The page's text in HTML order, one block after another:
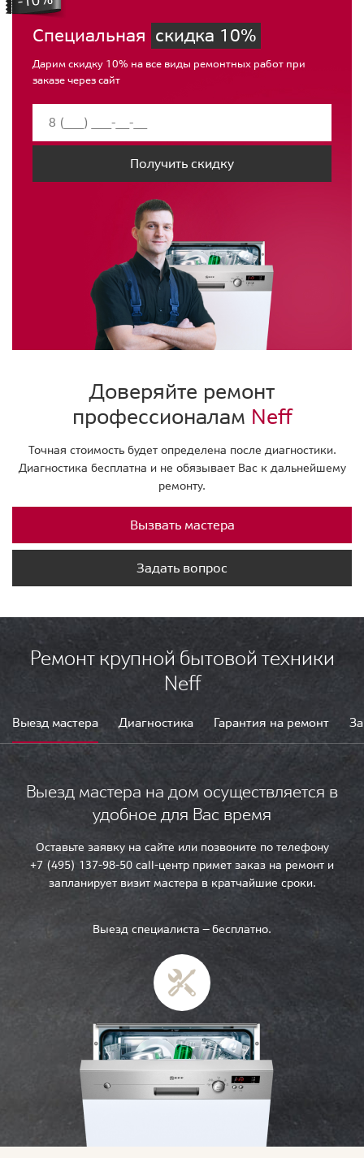
Специальная скидка 10%
Дарим скидку 10% на все виды ремонтных работ при
заказе через сайт
Получить скидку
Доверяйте ремонт
профессионалам Neff
Точная стоимость будет определена после диагностики.
Диагностика бесплатна и не обязывает Вас к дальнейшему
ремонту.
Вызвать мастера
Задать вопрос
Ремонт крупной бытовой техники
Neff
Выезд мастера Диагностика Гарантия на ремонт
Выезд мастера на дом осуществляется в
удобное для Вас время
Оставьте заявку на сайте или позвоните по телефону
+7 (495) 137-98-50 call-центр примет заказ на ремонт и
запланирует визит мастера в кратчайшие сроки.
Выезд специалиста — бесплатно.